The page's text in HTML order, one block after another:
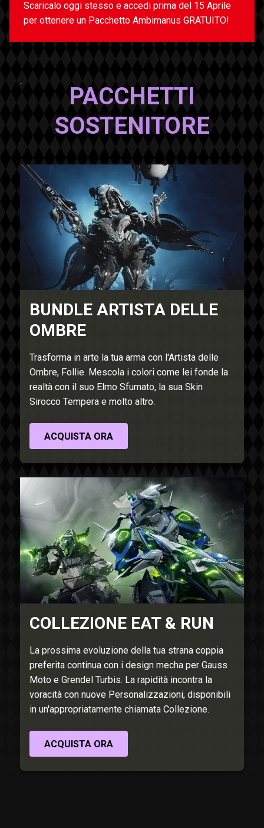
Scaricalo oggi stesso e accedi prima del 15 Aprile
per ottenere un Pacchetto Ambimanus GRATUITO!
PACCHETTI
SOSTENITORE
BUNDLE ARTISTA DELLE
OMBRE
Trasforma in arte la tua arma con l'Artista delle
Ombre, Follie. Mescola i colori come lei fonde la
realtà con il suo Elmo Sfumato, la sua Skin
Sirocco Tempera e molto altro.
ACQUISTA ORA
COLLEZIONE EAT & RUN
La prossima evoluzione della tua strana coppia
preferita continua con i design mecha per Gauss
Moto e Grendel Turbis. La rapidità incontra la
voracità con nuove Personalizzazioni, disponibili
in un'appropriatamente chiamata Collezione.
ACQUISTA ORA